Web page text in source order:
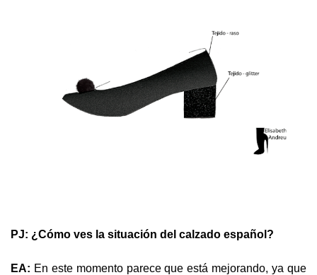
PJ: ¿Cómo ves la situación del calzado español?
EA: En este momento parece que está mejorando, ya que